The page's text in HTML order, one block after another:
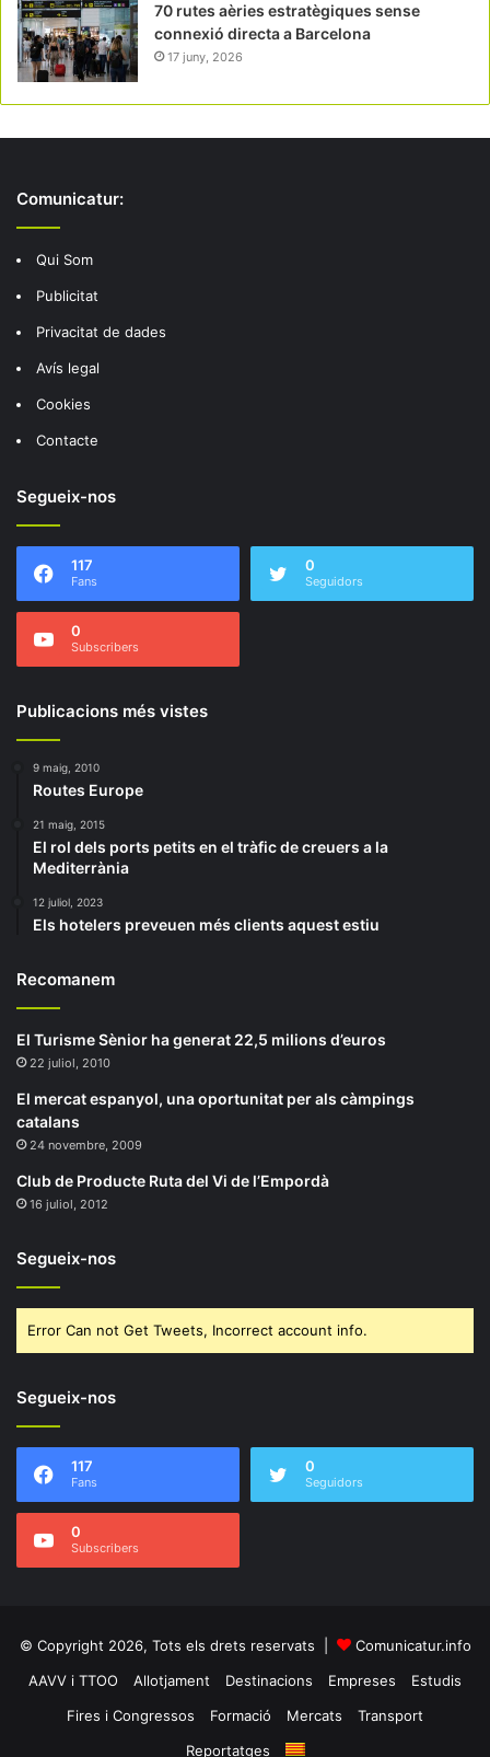
70 rutes aèries estratègiques sense
connexió directa a Barcelona
17 juny, 2026
Comunicatur:
Qui Som
Publicitat
Privacitat de dades
Avís legal
Cookies
Contacte
Segueix-nos
117
Fans
0
Seguidors
0
Subscribers
Publicacions més vistes
9 maig, 2010
Routes Europe
21 maig, 2015
El rol dels ports petits en el tràfic de creuers a la
Mediterrània
12 juliol, 2023
Els hotelers preveuen més clients aquest estiu
Recomanem
El Turisme Sènior ha generat 22,5 milions d’euros
22 juliol, 2010
El mercat espanyol, una oportunitat per als càmpings
catalans
24 novembre, 2009
Club de Producte Ruta del Vi de l’Empordà
16 juliol, 2012
Segueix-nos
Error Can not Get Tweets, Incorrect account info.
Segueix-nos
117
Fans
0
Seguidors
0
Subscribers
© Copyright 2026, Tots els drets reservats |
Comunicatur.info
AAVV i TTOO
Allotjament Destinacions Empreses
Estudis
Fires i Congressos
Formació Mercats
Transport
Reportatges